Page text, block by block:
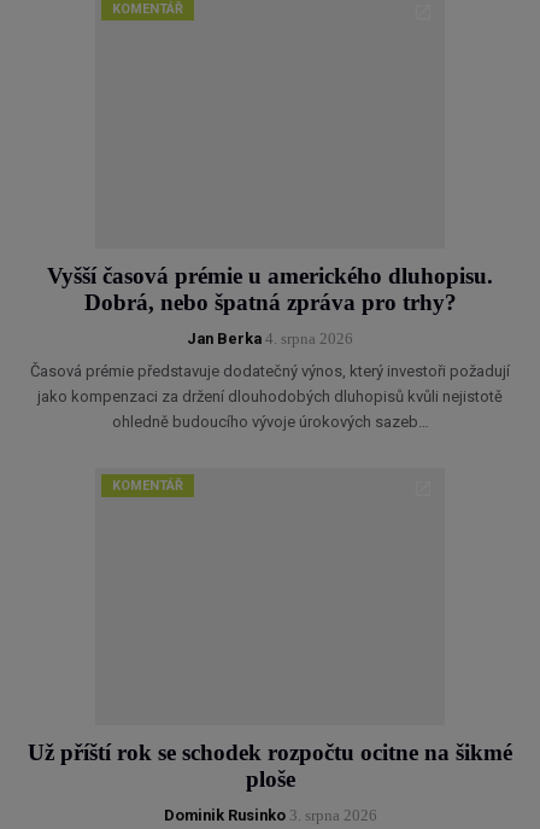
KOMENTÁŘ
Vyšší časová prémie u amerického dluhopisu.
Dobrá, nebo špatná zpráva pro trhy?
Jan Berka 4. srpna 2026
Časová prémie představuje dodatečný výnos, který investoři požadují
jako kompenzaci za držení dlouhodobých dluhopisů kvůli nejistotě
ohledně budoucího vývoje úrokových sazeb…
KOMENTÁŘ
Už příští rok se schodek rozpočtu ocitne na šikmé
ploše
Dominik Rusinko3. srpna 2026